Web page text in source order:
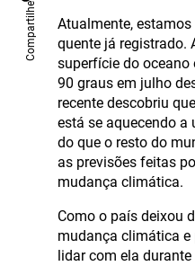
Compartilhe
Atualmente,
quente já registrado.
superfície do oceano
90 graus em julho
recente descobriu
está se aquecendo
do que o resto do
as previsões feitas
mudança climática.
Como o país deixou
mudança climática e
lidar com ela